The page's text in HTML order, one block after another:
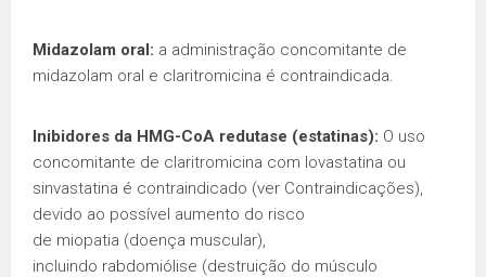
Midazolam oral: a administração concomitante de
midazolam oral e claritromicina é contraindicada.
Inibidores da HMG-CoA redutase (estatinas): O uso
concomitante de claritromicina com lovastatina ou
sinvastatina é contraindicado (ver Contraindicações),
devido ao possível aumento do risco
de miopatia (doença muscular),
incluindo rabdomiólise (destruição do músculo